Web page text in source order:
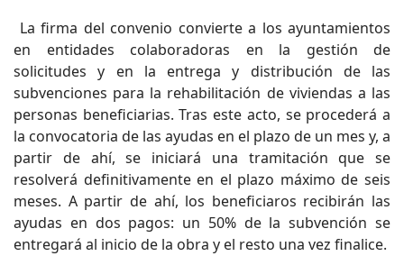
La firma del convenio convierte a los ayuntamientos
en entidades colaboradoras en la gestión de
solicitudes y en la entrega y distribución de las
subvenciones para la rehabilitación de viviendas a las
personas beneficiarias. Tras este acto, se procederá a
la convocatoria de las ayudas en el plazo de un mes y, a
partir de ahí, se iniciará una tramitación que se
resolverá definitivamente en el plazo máximo de seis
meses. A partir de ahí, los beneficiaros recibirán las
ayudas en dos pagos: un 50% de la subvención se
entregará al inicio de la obra y el resto una vez finalice.